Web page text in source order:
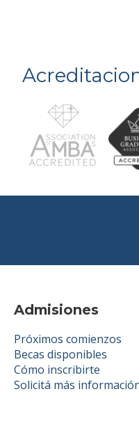
Admisiones
Próximos comienzos
Becas disponibles
Cómo inscribirte
Solicitá más